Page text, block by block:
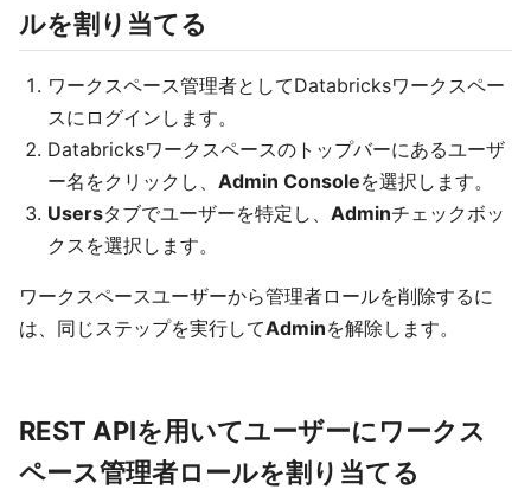
ルを割り当てる
ワークスペース管理者としてDatabricksワークスペー
スにログインします。
Databricksワークスペースのトップバーにあるユーザ
ー名をクリックし、 Admin Consoleを選択します。
Usersタブでユーザーを特定し、 Adminチェックボッ
クスを選択します。
ワークスペースユーザーから管理者ロールを削除するに
は、同じステップを実行してAdminを解除します。
REST APIを用いてユーザーにワークス
ペース管理者ロールを割り当てる